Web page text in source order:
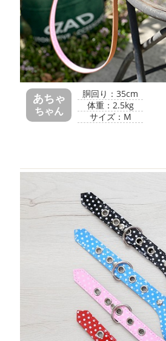
あちゃ
ちゃん
胴回り：35cm
体重：2.5kg
サイズ：M